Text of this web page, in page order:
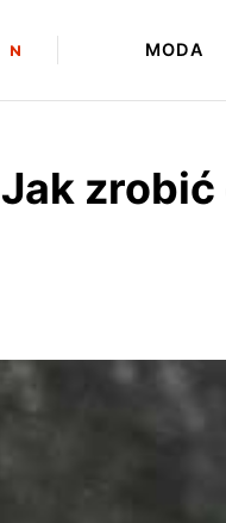
MODA
Jak zrobić